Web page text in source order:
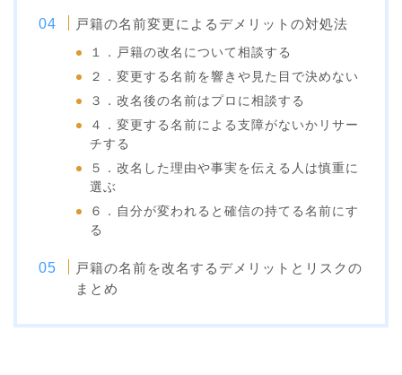
戸籍の名前変更によるデメリットの対処法
１．戸籍の改名について相談する
２．変更する名前を響きや見た目で決めない
３．改名後の名前はプロに相談する
４．変更する名前による支障がないかリサー
チする
５．改名した理由や事実を伝える人は慎重に
選ぶ
６．自分が変われると確信の持てる名前にす
る
戸籍の名前を改名するデメリットとリスクの
まとめ